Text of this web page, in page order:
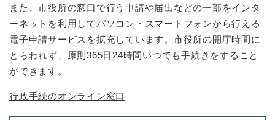
また、市役所の窓口で行う申請や届出などの一部をインタ
ーネットを利用してパソコン・スマートフォンから行える
電子申請サービスを拡充しています。市役所の開庁時間に
とらわれず、原則365日24時間いつでも手続きをすること
ができます。
行政手続のオンライン窓口